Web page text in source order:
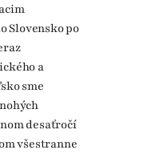
Slovensko po
a
sme
desaťročí
všestranne